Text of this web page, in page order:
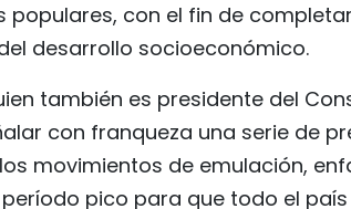
populares, con el fin de
desarrollo socioeconómico.
también es presidente del
con franqueza una serie de
movimientos de emulación,
pico para que todo el